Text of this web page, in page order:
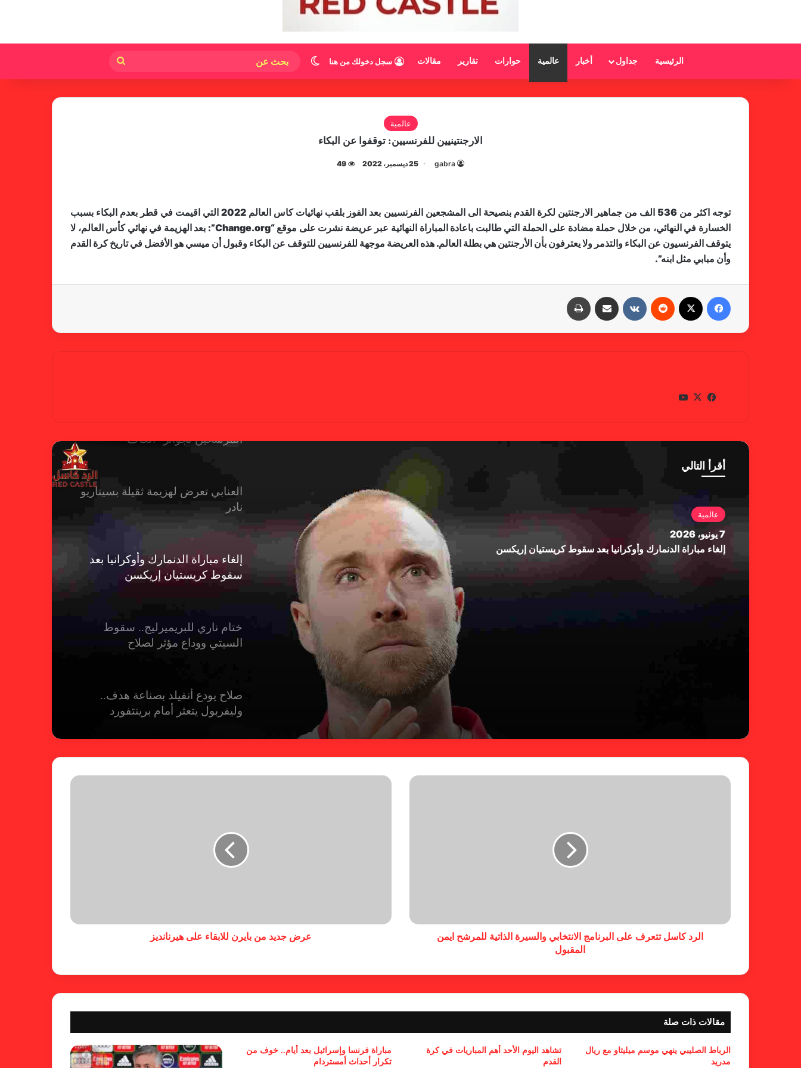
الرئيسية جداول أخبار عالمية حوارات تقارير مقالات سجل دخولك من هنا الوضع المظلم
عن
عالمية
الارجنتينيين للفرنسيين: توقفوا عن البكاء
gabra 25 ديسمبر، 2022 49
توجه اكثر من 536 الف من جماهير ​الارجنتين​ لكرة القدم بنصيحة الى المشجعين الفرنسيين بعد الفوز بلقب نهائيات كاس العالم 2022 التي اقيمت في قطر بعدم البكاء بسبب
الخسارة في النهائي، من خلال حملة مضادة على الحملة التي طالبت باعادة المباراة النهائية عبر عريضة نشرت على موقع “Change.org”: بعد الهزيمة في نهائي كأس العالم، لا
يتوقف الفرنسيون عن البكاء والتذمر ولا يعترفون بأن الأرجنتين هي بطلة العالم. هذه العريضة موجهة للفرنسيين للتوقف عن البكاء وقبول أن ميسي هو الأفضل في تاريخ كرة القدم
وأن مبابي مثل ابنه”.
في
وك
X
أقرأ التالي
عالمية
7 يونيو، 2026
إلغاء مباراة الدنمارك وأوكرانيا بعد سقوط كريستيان إريكسن
خلال جولة ميدانية للاطلاع على
جاهزية منشآت دورة الألعاب للأندية
العربية للسيدات 2026 الشيخة حياة
أزمة نفسية وراء غياب مبابي عن
بسبب تصريحات مهينة.. إيقاف حكم
حضور عربي قوي في قائمة
المرشحين لجوائز “الكاف”
العنابي تعرض لهزيمة ثقيلة بسيناريو
نادر
إلغاء مباراة الدنمارك وأوكرانيا بعد
سقوط كريستيان إريكسن
ختام ناري للبريميرليج.. سقوط
السيتي ووداع مؤثر لصلاح
صلاح يودع أنفيلد بصناعة هدف..
وليفربول يتعثر أمام برينتفورد
ومبابي يخطف الأضواء
فالنسيا يصعق برشلونة بثلاثية مثيرة
في ختام الليجا
آل خليفة: الشارقة تقدم نموذجاً عربياً
بسبب تصريحات مهينة.. إيقاف حكم
في الدوري الإنجليزي
الرد كاسل تتعرف على البرنامج الانتخابي والسيرة الذاتية للمرشح ايمن
المقبول
عرض جديد من بايرن للابقاء على هيرنانديز
مقالات ذات صلة
الرباط الصليبي ينهي موسم ميليتاو مع ريال
مدريد
تشاهد اليوم الأحد أهم المباريات في كرة
القدم
مباراة فرنسا وإسرائيل بعد أيام.. خوف من
تكرار أحداث أمستردام